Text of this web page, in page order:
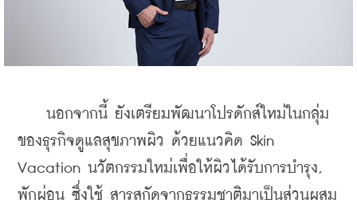
นอกจากนี้ ยังเตรียมพัฒนาโปรดักส์ใหม่ในกลุ่ม
ของธุรกิจดูแลสุขภาพผิว ด้วยแนวคิด Skin
Vacation นวัตกรรมใหม่เพื่อให้ผิวได้รับการบำรุง,
พักผ่อน ซึ่งใช้ สารสกัดจากธรรมชาติมาเป็นส่วนผสม